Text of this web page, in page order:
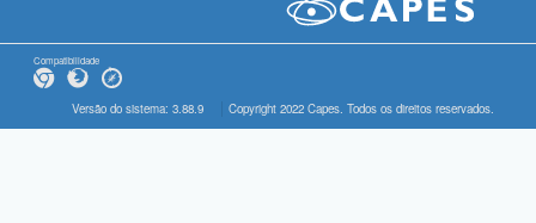
Compatibilidade
Versão do sistema: 3.88.9 Copyright 2022 Capes. Todos os direitos reservados.